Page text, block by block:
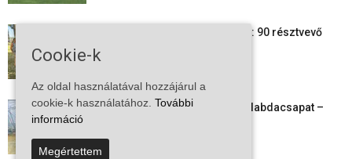
24 órás futás a Vadkerti-tónál: 90 résztvevő
2026-08-09
Megszűnt a kiskőrösi női kézilabdacsapat –
2026-08-08
Cookie-k
Az oldal használatával hozzájárul a
cookie-k használatához. További
információ
Megértettem